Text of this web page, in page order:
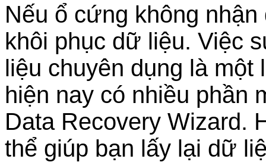
Nếu ổ cứng không
khôi phục dữ liệu. Việc
liệu chuyên dụng là
hiện nay có nhiều phần
Data Recovery Wizard.
thể giúp bạn lấy lại dữ